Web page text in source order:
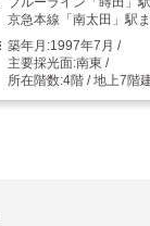
京急本線「南太田」駅
1997年7月
南東
4階 / 地上7階